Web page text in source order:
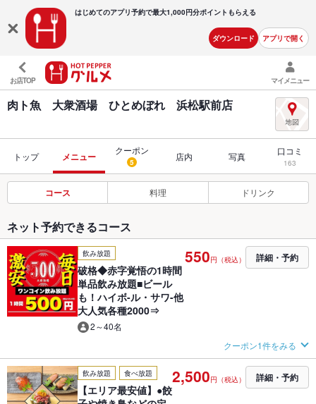
はじめてのアプリ予約で最大1,000円分ポイントもらえる
ダウンロード アプリで開く
お店TOP マイメニュー
肉ト魚 大衆酒場 ひとめぼれ 浜松駅前店
トップ メニュー
クーポン
5 店内 写真 口コミ
163
コース 料理 ドリンク
ネット予約できるコース
飲み放題
破格◆赤字覚悟の1時間
単品飲み放題■ビール
も！ハイボ-ル・サワ-他
大人気各種2000⇒
2～40名
550円（税込） 詳細・予約
クーポン1件をみる
飲み放題 食べ放題
【エリア最安値】●餃
2,500円（税込） 詳細・予約